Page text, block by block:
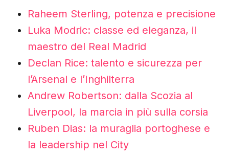
Raheem Sterling, potenza e precisione
Luka Modric: classe ed eleganza, il
maestro del Real Madrid
Declan Rice: talento e sicurezza per
l’Arsenal e l’Inghilterra
Andrew Robertson: dalla Scozia al
Liverpool, la marcia in più sulla corsia
Ruben Dias: la muraglia portoghese e
la leadership nel City